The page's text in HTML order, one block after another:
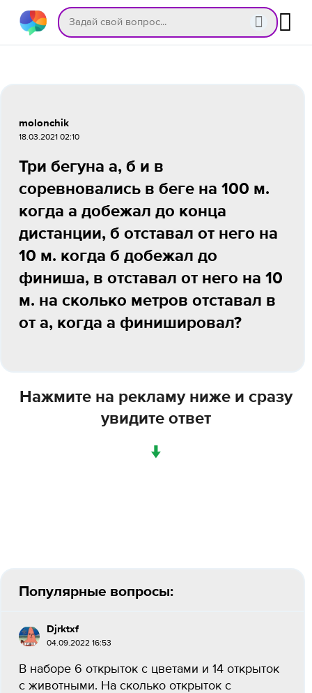
molonchik
18.03.2021 02:10
Три бегуна а, б и в
соревновались в беге на 100 м.
когда а добежал до конца
дистанции, б отставал от него на
10 м. когда б добежал до
финиша, в отставал от него на 10
м. на сколько метров отставал в
от а, когда а финишировал?
Нажмите на рекламу ниже и сразу
увидите ответ
↓
Популярные вопросы:
Djrktxf
04.09.2022 16:53
В наборе 6 открыток с цветами и 14 открыток
с животными. На сколько открыток с